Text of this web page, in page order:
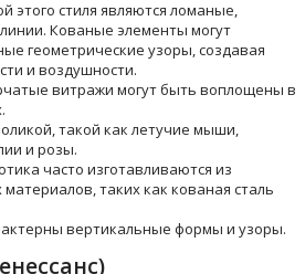
этого стиля являются ломаные,
Кованые элементы могут
геометрические узоры, создавая
и воздушности.
витражи могут быть воплощены в
такой как летучие мыши,
и розы.
часто изготавливаются из
таких как кованая сталь
вертикальные формы и узоры.